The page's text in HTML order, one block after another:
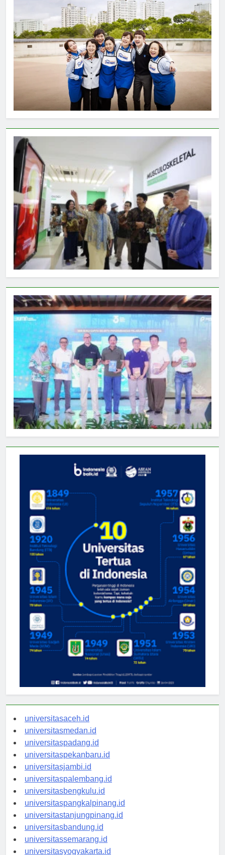
universitasaceh.id
universitasmedan.id
universitaspadang.id
universitaspekanbaru.id
universitasjambi.id
universitaspalembang.id
universitasbengkulu.id
universitaspangkalpinang.id
universitastanjungpinang.id
universitasbandung.id
universitassemarang.id